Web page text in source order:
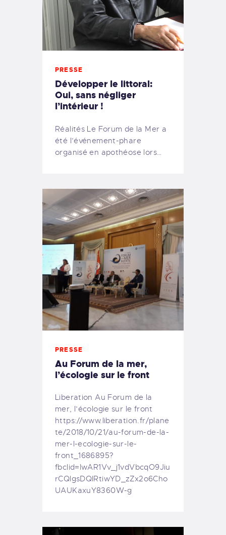
PRESSE
Développer le littoral:
Oui, sans négliger
l’intérieur !
Réalités Le Forum de la Mer a
été l’événement-phare
organisé en apothéose lors…
PRESSE
Au Forum de la mer,
l’écologie sur le front
Liberation Au Forum de la
mer, l’écologie sur le front
https://www.liberation.fr/plane
te/2018/10/21/au-forum-de-la-
mer-l-ecologie-sur-le-
front_1686895?
fbclid=IwAR1Vv_j1vdVbcqO9Jiu
rCQlgsDQlRtiwYD_zZx2o6Cho
UAUKaxuY8360W-g